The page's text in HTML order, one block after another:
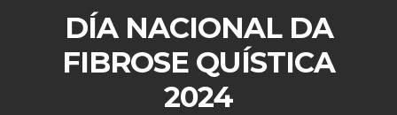
DÍA NACIONAL DA
FIBROSE QUÍSTICA
2024